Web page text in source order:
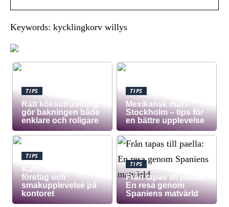
Keywords: kycklingkorv willys
TIPS
Rätt köksutrustning
gör bakningen både
enklare och roligare
TIPS
Mexikansk mat i
Stockholm – tips för
en bättre upplevelse
TIPS
Kaffemaskin för
företag och
smakupplevelse på
kontoret
TIPS
Från tapas till paella:
En resa genom
Spaniens matvärld